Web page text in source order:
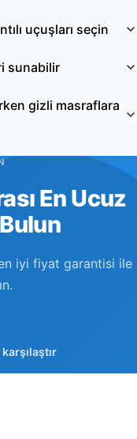
uçuşları seçin
sunabilir
gizli masraflara
En Ucuz
iyi fiyat garantisi ile